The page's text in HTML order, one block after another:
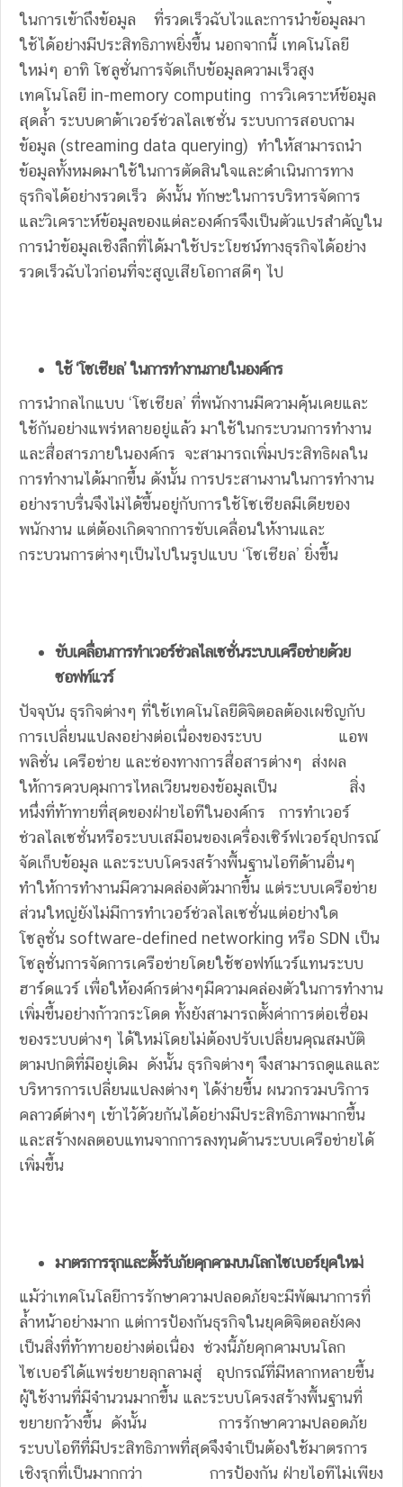
ในการเข้าถึงข้อมูล ที่รวดเร็วฉับไวและการนำข้อมูลมา
ใช้ได้อย่างมีประสิทธิภาพยิ่งขึ้น นอกจากนี้ เทคโนโลยี
ใหม่ๆ อาทิ โซลูชั่นการจัดเก็บข้อมูลความเร็วสูง
เทคโนโลยี in-memory computing การวิเคราะห์ข้อมูล
สุดล้ำ ระบบดาต้าเวอร์ช่วลไลเซชั่น ระบบการสอบถาม
ข้อมูล (streaming data querying) ทำให้สามารถนำ
ข้อมูลทั้งหมดมาใช้ในการตัดสินใจและดำเนินการทาง
ธุรกิจได้อย่างรวดเร็ว ดังนั้น ทักษะในการบริหารจัดการ
และวิเคราะห์ข้อมูลของแต่ละองค์กรจึงเป็นตัวแปรสำคัญใน
การนำข้อมูลเชิงลึกที่ได้มาใช้ประโยชน์ทางธุรกิจได้อย่าง
รวดเร็วฉับไวก่อนที่จะสูญเสียโอกาสดีๆ ไป
ใช้‘โซเชียล’ ในการทำงานภายในองค์กร
การนำกลไกแบบ ‘โซเชียล’ ที่พนักงานมีความคุ้นเคยและ
ใช้กันอย่างแพร่หลายอยู่แล้ว มาใช้ในกระบวนการทำงาน
และสื่อสารภายในองค์กร จะสามารถเพิ่มประสิทธิผลใน
การทำงานได้มากขึ้น ดังนั้น การประสานงานในการทำงาน
อย่างราบรื่นจึงไม่ได้ขึ้นอยู่กับการใช้โซเชียลมีเดียของ
พนักงาน แต่ต้องเกิดจากการขับเคลื่อนให้งานและ
กระบวนการต่างๆเป็นไปในรูปแบบ ‘โซเชียล’ ยิ่งขึ้น
ขับเคลื่อนการทำเวอร์ช่วลไลเซชั่นระบบเครือข่ายด้วย
ซอฟท์แวร์
ปัจจุบัน ธุรกิจต่างๆ ที่ใช้เทคโนโลยีดิจิตอลต้องเผชิญกับ
การเปลี่ยนแปลงอย่างต่อเนื่องของระบบ แอพ
พลิชั่น เครือข่าย และช่องทางการสื่อสารต่างๆ ส่งผล
ให้การควบคุมการไหลเวียนของข้อมูลเป็น สิ่ง
หนึ่งที่ท้าทายที่สุดของฝ่ายไอทีในองค์กร การทำเวอร์
ช่วลไลเซชั่นหรือระบบเสมือนของเครื่องเซิร์ฟเวอร์อุปกรณ์
จัดเก็บข้อมูล และระบบโครงสร้างพื้นฐานไอทีด้านอื่นๆ
ทำให้การทำงานมีความคล่องตัวมากขึ้น แต่ระบบเครือข่าย
ส่วนใหญ่ยังไม่มีการทำเวอร์ช่วลไลเซชั่นแต่อย่างใด
โซลูชั่น software-defined networking หรือ SDN เป็น
โซลูชั่นการจัดการเครือข่ายโดยใช้ซอฟท์แวร์แทนระบบ
ฮาร์ดแวร์ เพื่อให้องค์กรต่างๆมีความคล่องตัวในการทำงาน
เพิ่มขึ้นอย่างก้าวกระโดด ทั้งยังสามารถตั้งค่าการต่อเชื่อม
ของระบบต่างๆ ได้ใหม่โดยไม่ต้องปรับเปลี่ยนคุณสมบัติ
ตามปกติที่มีอยู่เดิม ดังนั้น ธุรกิจต่างๆ จึงสามารถดูแลและ
บริหารการเปลี่ยนแปลงต่างๆ ได้ง่ายขึ้น ผนวกรวมบริการ
คลาวด์ต่างๆ เข้าไว้ด้วยกันได้อย่างมีประสิทธิภาพมากขึ้น
และสร้างผลตอบแทนจากการลงทุนด้านระบบเครือข่ายได้
เพิ่มขึ้น
มาตรการรุกและตั้งรับภัยคุกคามบนโลกไซเบอร์ยุคใหม่
แม้ว่าเทคโนโลยีการรักษาความปลอดภัยจะมีพัฒนาการที่
ล้ำหน้าอย่างมาก แต่การป้องกันธุรกิจในยุคดิจิตอลยังคง
เป็นสิ่งที่ท้าทายอย่างต่อเนื่อง ช่วงนี้ภัยคุกคามบนโลก
ไซเบอร์ได้แพร่ขยายลุกลามสู่ อุปกรณ์ที่มีหลากหลายขึ้น
ผู้ใช้งานที่มีจำนวนมากขึ้น และระบบโครงสร้างพื้นฐานที่
ขยายกว้างขึ้น ดังนั้น การรักษาความปลอดภัย
ระบบไอทีที่มีประสิทธิภาพที่สุดจึงจำเป็นต้องใช้มาตรการ
เชิงรุกที่เป็นมากกว่า การป้องกัน ฝ่ายไอทีไม่เพียง